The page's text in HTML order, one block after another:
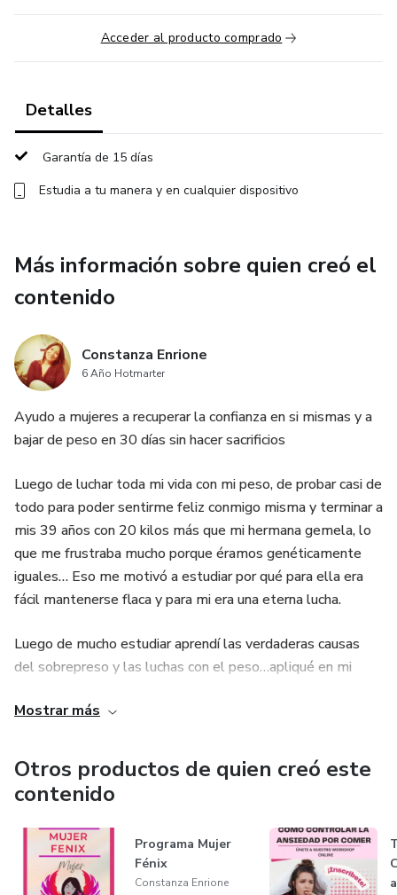
Acceder al producto comprado
Detalles
Garantía de 15 días
Estudia a tu manera y en cualquier dispositivo
Más información sobre quien creó el
contenido
Constanza Enrione
6 Año Hotmarter
Ayudo a mujeres a recuperar la confianza en si mismas y a
bajar de peso en 30 días sin hacer sacrificios
Luego de luchar toda mi vida con mi peso, de probar casi de
todo para poder sentirme feliz conmigo misma y terminar a
mis 39 años con 20 kilos más que mi hermana gemela, lo
que me frustraba mucho porque éramos genéticamente
iguales… Eso me motivó a estudiar por qué para ella era
fácil mantenerse flaca y para mi era una eterna lucha.
Luego de mucho estudiar aprendí las verdaderas causas
del sobrepreso y las luchas con el peso…apliqué en mi
llegar a mi peso ideal, y por primera vez en mi vida, sin
recuperarlo, disfrutando el proceso y re enamorándome de
mi misma.
Junto a mi hermana desarrollamos nuestro propio
MÉTODO FENIX para ayudar a otras mujeres a que
también logren recuperar su peso ideal, y más importante
Mostrar más
Otros productos de quien creó este
contenido
Programa Mujer
Fénix
Constanza Enrione